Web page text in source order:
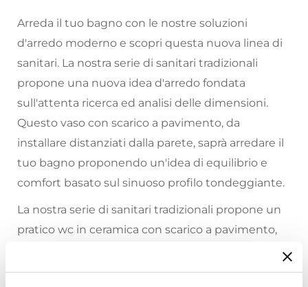
Arreda il tuo bagno con le nostre soluzioni
d'arredo moderno e scopri questa nuova linea di
sanitari. La nostra serie di sanitari tradizionali
propone una nuova idea d'arredo fondata
sull'attenta ricerca ed analisi delle dimensioni.
Questo vaso con scarico a pavimento, da
installare distanziati dalla parete, saprà arredare il
tuo bagno proponendo un'idea di equilibrio e
comfort basato sul sinuoso profilo tondeggiante.
La nostra serie di sanitari tradizionali propone un
pratico wc in ceramica con scarico a pavimento,
terra. Il sedile copriwc abbinato in legno mdf è